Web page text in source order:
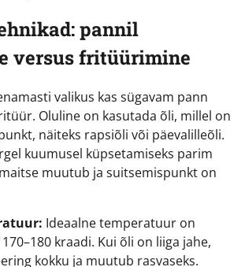
pannil
versus fritüürimine
valikus kas sügavam pann
Oluline on kasutada õli, millel on
näiteks rapsiõli või päevalilleõli.
kuumusel küpsetamiseks parim
muutub ja suitsemispunkt on
Ideaalne temperatuur on
kraadi. Kui õli on liiga jahe,
kokku ja muutub rasvaseks.